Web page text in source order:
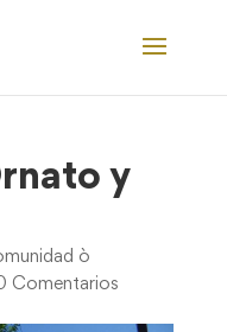
y
ò
Comentarios